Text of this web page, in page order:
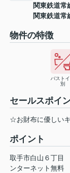
関東鉄道常
関東鉄道常
物件の特徴
バスト
別
セールスポイ
☆お財布に優しい
ポイント
取手市白山６丁目
ンターネット無料